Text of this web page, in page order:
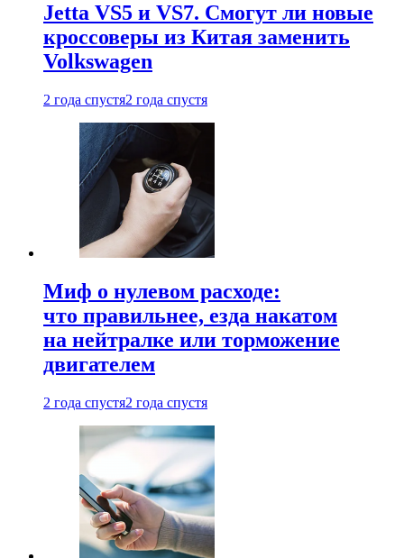
Jetta VS5 и VS7. Смогут ли новые
кроссоверы из Китая заменить
Volkswagen
2 года спустя2 года спустя
Миф о нулевом расходе:
что правильнее, езда накатом
на нейтралке или торможение
двигателем
2 года спустя2 года спустя